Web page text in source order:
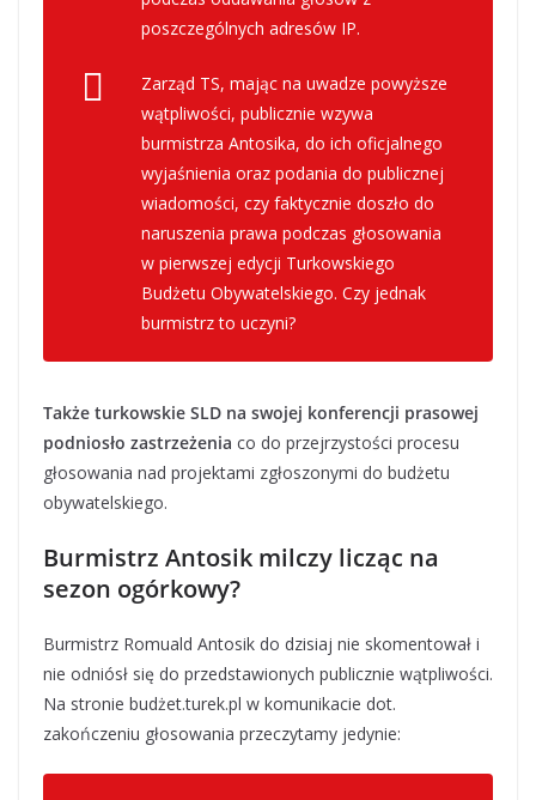
poszczególnych adresów IP.
Zarząd TS, mając na uwadze powyższe
wątpliwości, publicznie wzywa
burmistrza Antosika, do ich oficjalnego
wyjaśnienia oraz podania do publicznej
wiadomości, czy faktycznie doszło do
naruszenia prawa podczas głosowania
w pierwszej edycji Turkowskiego
Budżetu Obywatelskiego. Czy jednak
burmistrz to uczyni?
Także turkowskie SLD na swojej konferencji prasowej
podniosło zastrzeżenia co do przejrzystości procesu
głosowania nad projektami zgłoszonymi do budżetu
obywatelskiego.
Burmistrz Antosik milczy licząc na
sezon ogórkowy?
Burmistrz Romuald Antosik do dzisiaj nie skomentował i
nie odniósł się do przedstawionych publicznie wątpliwości.
Na stronie budżet.turek.pl w komunikacie dot.
zakończeniu głosowania przeczytamy jedynie: